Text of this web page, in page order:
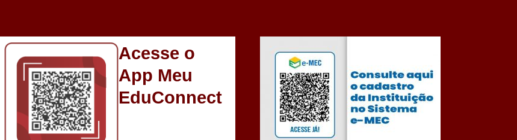
Acesse o
App Meu
EduConnect